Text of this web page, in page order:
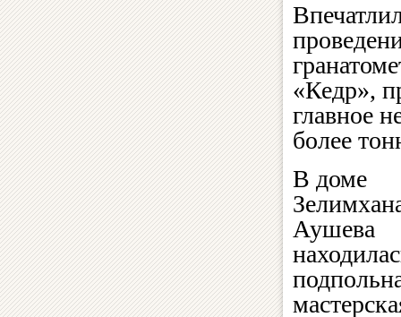
«Кедр»,
главное
более
В доме
Аушева